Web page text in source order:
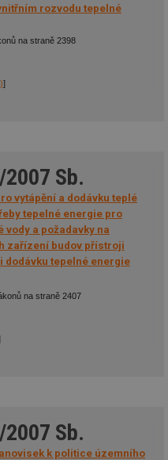
rozvodu tepelné
na straně 2398
]
Sb.
vytápění a dodávku teplé
tepelné energie pro
vody a požadavky na
zařízení budov přístroji
tepelné energie
na straně 2407
Sb.
k politice územního